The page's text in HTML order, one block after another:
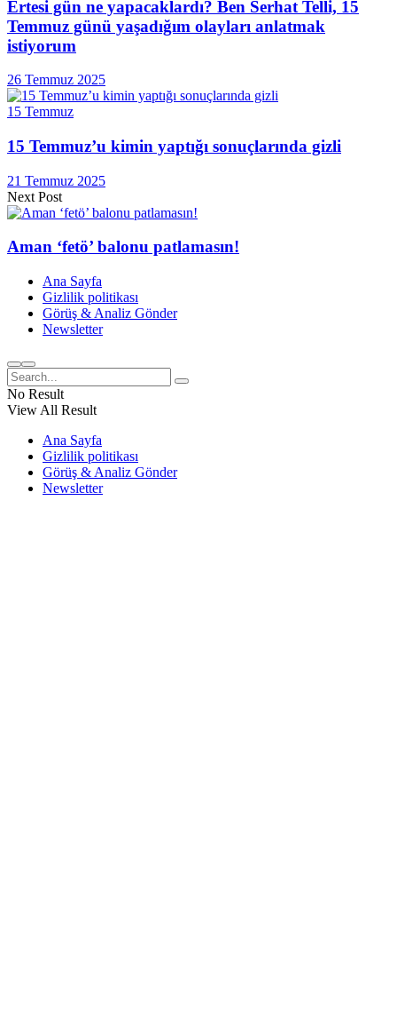
Ertesi gün ne yapacaklardı? Ben Serhat Telli, 15
Temmuz günü yaşadığım olayları anlatmak
istiyorum
26 Temmuz 2025
15 Temmuz
15 Temmuz’u kimin yaptığı sonuçlarında gizli
21 Temmuz 2025
Next Post
Aman ‘fetö’ balonu patlamasın!
Ana Sayfa
Gizlilik politikası
Görüş & Analiz Gönder
Newsletter
No Result
View All Result
Ana Sayfa
Gizlilik politikası
Görüş & Analiz Gönder
Newsletter